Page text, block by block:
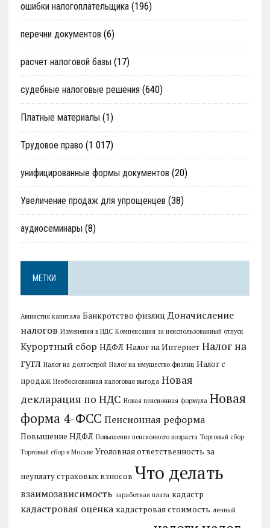
ошибки налогоплательщика(196)
перечни документов (6)
расчет налоговой базы (17)
судебные налоговые решения (640)
Платные материалы (1)
Трудовое право (1 017)
унифицированные формы документов (20)
Увеличение продаж для упрощенцев (38)
аудиосеминары (8)
МЕТКИ
Амнистия капитала Банкротство физлиц Доначисление
налогов Изменения в НДС Компенсация за неиспользованный отпуск
Курортный сбор НДФЛ Налог на Интернет Налог на
гугл Налог на долгострой Налог на имущество физлиц Налог с
продаж Необоснованная налоговая выгода Новая
декларация по НДС Новая пенсионная формула Новая
форма 4-ФСС Пенсионная реформа
Повышение НДФЛ Повышение пенсионного возраста Торговый сбор
Торговый сбор в Москве Уголовная ответственность за
неуплату страховых взносов Что делать
взаимозависимость заработная плата кадастр
кадастровая оценка кадастровая стоимость личный